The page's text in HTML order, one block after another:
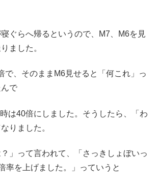
ぐらへ帰るというので、M7、M6を見
ました。
で、そのままM6見せると「何これ」っ
で
は40倍にしました。そうしたら、「わ
りました。
」って言われて、「さっきしょぼいっ
率を上げました。」っていうと